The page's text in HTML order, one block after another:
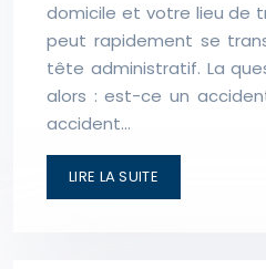
domicile et votre lieu de
peut rapidement se
tête administratif. La
alors : est-ce un
accident…
LIRE LA SUITE